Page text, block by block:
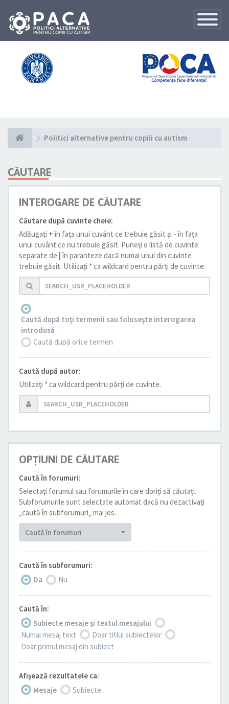
Toggle
Politici alternative pentru copiii cu autism
CĂUTARE
INTEROGARE DE CĂUTARE
Căutare după cuvinte cheie:
Adăugaţi +în faţa unui cuvânt ce trebuie găsit şi -în faţa
unui cuvânt ce nu trebuie găsit. Puneţi o listă de cuvinte
separate de |în paranteze dacă numai unul din cuvinte
trebuie găsit. Utilizaţi * ca wildcard pentru părţi de cuvinte.
Caută după toţi termenii sau foloseşte interogarea
introdusă
Caută după orice termen
Caută după autor:
Utilizaţi * ca wildcard pentru părţi de cuvinte.
OPŢIUNI DE CĂUTARE
Caută în forumuri:
Selectaţi forumul sau forumurile în care doriţi să căutaţi.
Subforumurile sunt selectate automat dacă nu dezactivaţi
„caută în subforumuri„ mai jos.
Caută în forumuri
Caută în subforumuri:
Da
Nu
Caută în:
Subiecte mesaje şi textul mesajului
Numai mesaj text
Doar titlul subiectelor
Doar primul mesaj din subiect
Afişează rezultatele ca:
Mesaje
Subiecte